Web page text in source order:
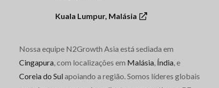
Kuala Lumpur, Malásia
Nossa equipe N2Growth Asia está sediada em
Cingapura, com localizações em Malásia, Índia, e
Coreia do Sulapoiando a região. Somos líderes globais